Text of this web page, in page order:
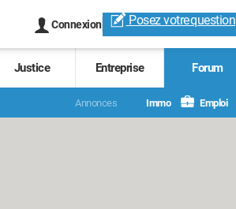
Connexion Posez votrequestion
Justice Entreprise Forum
Annonces Immo Emploi